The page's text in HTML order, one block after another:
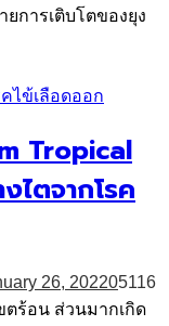
การเติบโตของยุง
ไข้เลือดออก
Tropical
ตจากโรค
26, 202205116
ตร้อน ส่วนมากเกิด